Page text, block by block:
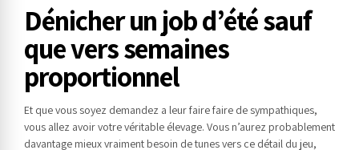
Dénicher un job d’été sauf
que vers semaines
proportionnel
Et que vous soyez demandez a leur faire faire de sympathiques,
vous allez avoir votre véritable élevage. Vous n’aurez probablement
davantage mieux vraiment besoin de tunes vers ce détail du jeu,